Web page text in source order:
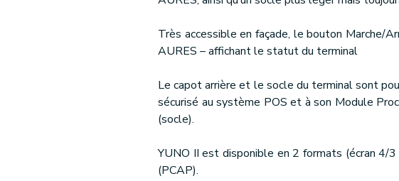
Très accessible en façade, le bouton Marche/
AURES – affichant le statut du terminal
Le capot arrière et le socle du terminal sont
sécurisé au système POS et à son Module
(socle).
YUNO II est disponible en 2 formats (écran 4/
(PCAP).